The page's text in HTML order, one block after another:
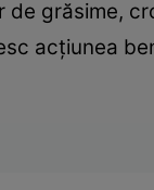
grăsime,
acţiunea